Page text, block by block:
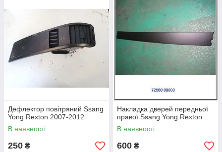
Дефлектор повітряний Ssang
Yong Rexton 2007-2012
В наявності
250 ₴
Накладка дверей передньої
правої Ssang Yong Rexton
В наявності
600 ₴